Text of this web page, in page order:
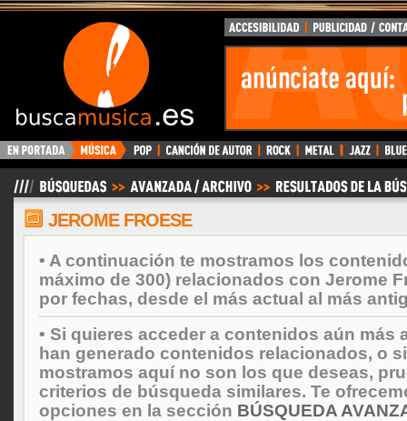
BuscaMusica.es
JEROME FROESE
• A continuación te mostramos los
máximo de 300) relacionados con Jerome
por fechas, desde el más actual al más
• Si quieres acceder a contenidos aún más
han generado contenidos relacionados, o
mostramos aquí no son los que deseas,
criterios de búsqueda similares. Te
opciones en la sección BÚSQUEDA